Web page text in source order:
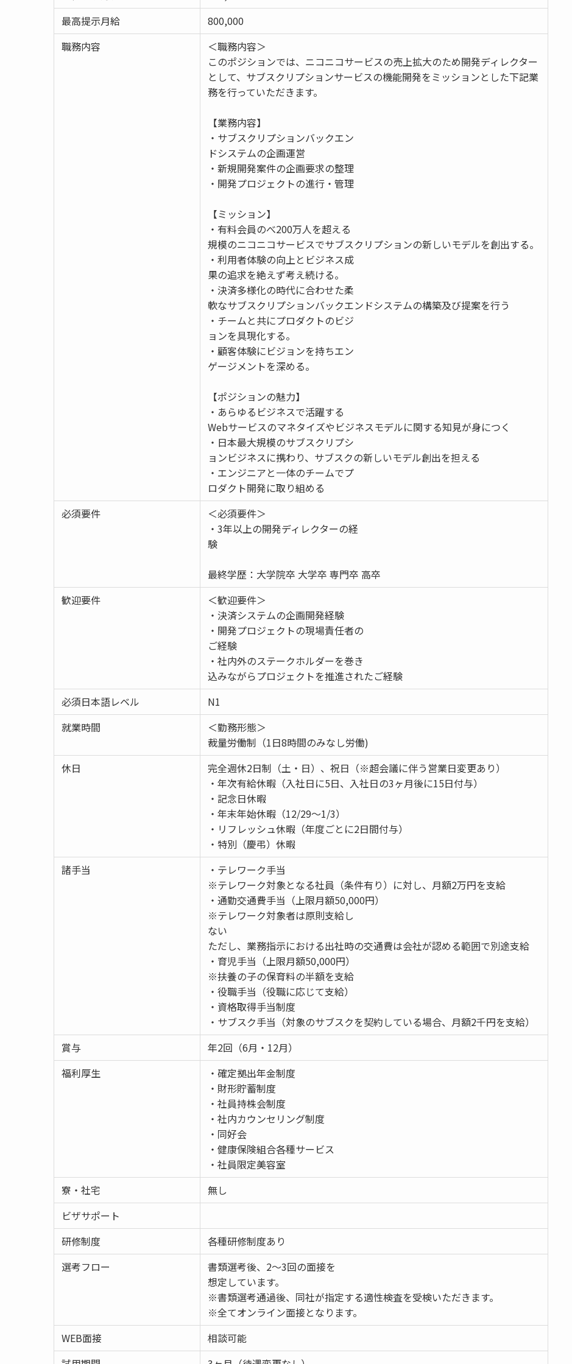
最高提示月給
800,000
職務内容
＜職務内容＞
このポジションでは、ニコニコサービスの売上拡大のため開発ディレクター
として、サブスクリプションサービスの機能開発をミッションとした下記業
務を行っていただきます。
【業務内容】
・サブスクリプションバックエン
ドシステムの企画運営
・新規開発案件の企画要求の整理
・開発プロジェクトの進行・管理
【ミッション】
・有料会員のべ200万人を超える
規模のニコニコサービスでサブスクリプションの新しいモデルを創出する。
・利用者体験の向上とビジネス成
果の追求を絶えず考え続ける。
・決済多様化の時代に合わせた柔
軟なサブスクリプションバックエンドシステムの構築及び提案を行う
・チームと共にプロダクトのビジ
ョンを具現化する。
・顧客体験にビジョンを持ちエン
ゲージメントを深める。
【ポジションの魅力】
・あらゆるビジネスで活躍する
Webサービスのマネタイズやビジネスモデルに関する知見が身につく
・日本最大規模のサブスクリプシ
ョンビジネスに携わり、サブスクの新しいモデル創出を担える
・エンジニアと一体のチームでプ
ロダクト開発に取り組める
必須要件
＜必須要件＞
・3年以上の開発ディレクターの経
験
最終学歴：大学院卒 大学卒 専門卒 高卒
歓迎要件
＜歓迎要件＞
・決済システムの企画開発経験
・開発プロジェクトの現場責任者の
ご経験
・社内外のステークホルダーを巻き
込みながらプロジェクトを推進されたご経験
必須日本語レベル
N1
就業時間
＜勤務形態＞
裁量労働制（1日8時間のみなし労働)
休日
完全週休2日制（土・日）、祝日（※超会議に伴う営業日変更あり）
・年次有給休暇（入社日に5日、入社日の3ヶ月後に15日付与）
・記念日休暇
・年末年始休暇（12/29～1/3）
・リフレッシュ休暇（年度ごとに2日間付与）
・特別（慶弔）休暇
諸手当
・テレワーク手当
※テレワーク対象となる社員（条件有り）に対し、月額2万円を支給
・通勤交通費手当（上限月額50,000円）
※テレワーク対象者は原則支給し
ない
ただし、業務指示における出社時の交通費は会社が認める範囲で別途支給
・育児手当（上限月額50,000円）
※扶養の子の保育料の半額を支給
・役職手当（役職に応じて支給）
・資格取得手当制度
・サブスク手当（対象のサブスクを契約している場合、月額2千円を支給）
賞与
年2回（6月・12月）
福利厚生
・確定拠出年金制度
・財形貯蓄制度
・社員持株会制度
・社内カウンセリング制度
・同好会
・健康保険組合各種サービス
・社員限定美容室
寮・社宅
無し
ビザサポート
研修制度
各種研修制度あり
選考フロー
書類選考後、2～3回の面接を
想定しています。
※書類選考通過後、同社が指定する適性検査を受検いただきます。
※全てオンライン面接となります。
WEB面接
相談可能